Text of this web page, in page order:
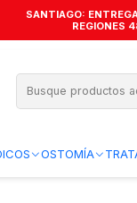
OSTOMÍA
SANTIAGO:
REGIONES
TheraFreedom -